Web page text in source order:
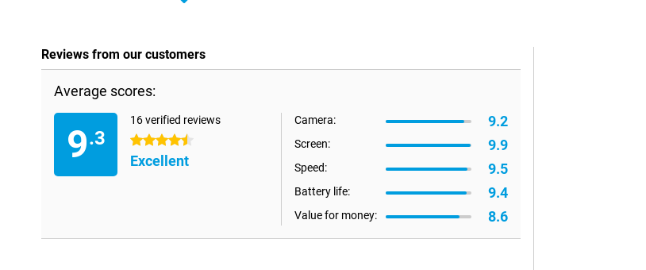
Reviews from our customers
Average scores:
9.3
16 verified reviews
4.5 stars
Excellent
Camera: 9.2
Screen: 9.9
Speed: 9.5
Battery life: 9.4
Value for money: 8.6